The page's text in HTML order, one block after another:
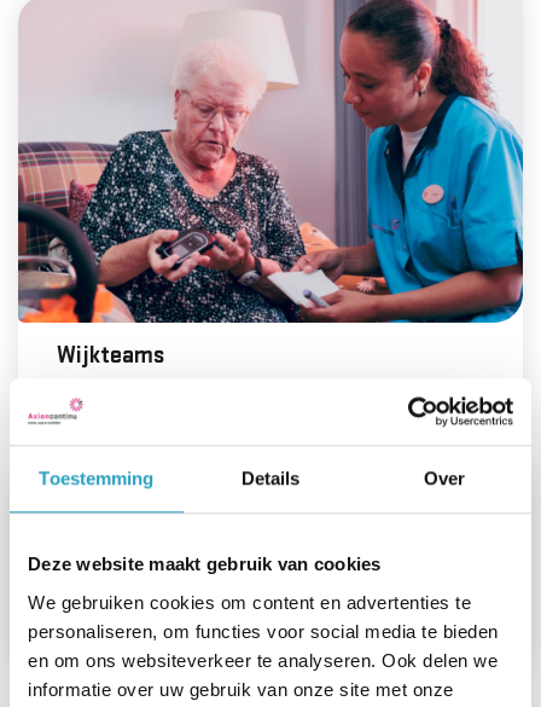
Toestemming Details Over
Deze website maakt gebruik van cookies
We gebruiken cookies om content en advertenties te
personaliseren, om functies voor social media te bieden
en om ons websiteverkeer te analyseren. Ook delen we
informatie over uw gebruik van onze site met onze
Wijkteams
Lees meer
Behandeling thuis
Lees meer